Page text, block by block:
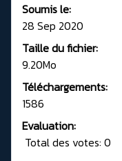
Soumis le:
28 Sep 2020
Taille du fichier:
9.20Mo
Téléchargements:
1586
Evaluation:
Total des votes: 0